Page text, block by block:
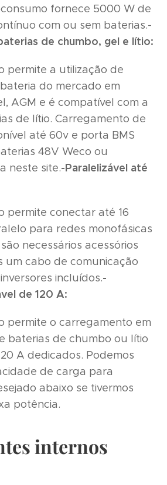
fornece 5000 W de
com ou sem baterias.-
de chumbo, gel e lítio:
permite a utilização de
do mercado em
AGM e é compatível com a
de lítio. Carregamento de
até 60v e porta BMS
48V Weco ou
neste site.-Paralelizável até
permite conectar até 16
para redes monofásicas
necessários acessórios
um cabo de comunicação
incluídos.-
de 120 A:
permite o carregamento em
baterias de chumbo ou lítio
A dedicados. Podemos
de carga para
abaixo se tivermos
potência.
internos